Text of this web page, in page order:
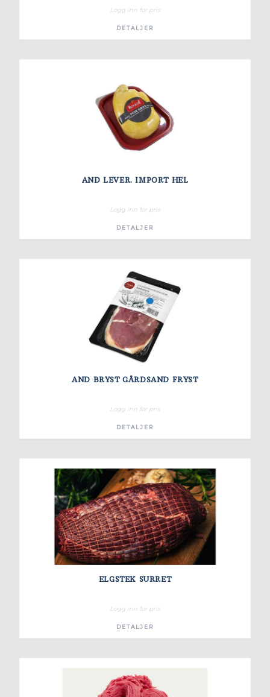
Logg inn for pris
DETALJER
AND LEVER. IMPORT HEL
Logg inn for pris
DETALJER
AND BRYST GÅRDSAND FRYST
Logg inn for pris
DETALJER
ELGSTEK SURRET
Logg inn for pris
DETALJER